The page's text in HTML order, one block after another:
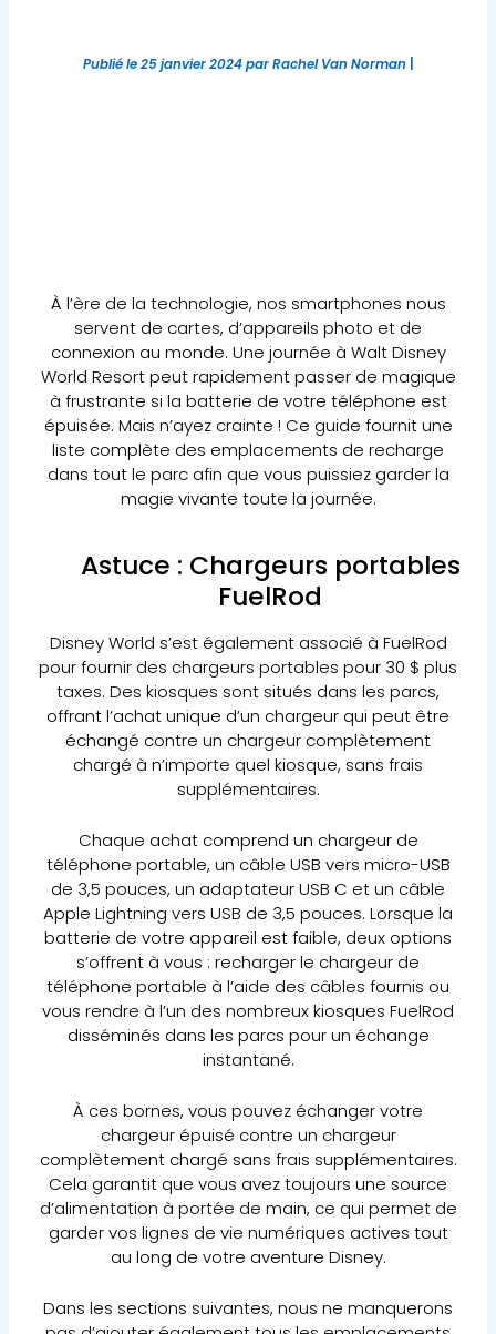
Publié le25 janvier 2024parRachel Van Norman|
À l’ère de la technologie, nos smartphones nous
servent de cartes, d’appareils photo et de
connexion au monde. Une journée à Walt Disney
World Resort peut rapidement passer de magique
à frustrante si la batterie de votre téléphone est
épuisée. Mais n’ayez crainte ! Ce guide fournit une
liste complète des emplacements de recharge
dans tout le parc afin que vous puissiez garder la
magie vivante toute la journée.
Astuce : Chargeurs portables
FuelRod
Disney World s’est également associé à FuelRod
pour fournir des chargeurs portables pour 30 $ plus
taxes. Des kiosques sont situés dans les parcs,
offrant l’achat unique d’un chargeur qui peut être
échangé contre un chargeur complètement
chargé à n’importe quel kiosque, sans frais
supplémentaires.
Chaque achat comprend un chargeur de
téléphone portable, un câble USB vers micro-USB
de 3,5 pouces, un adaptateur USB C et un câble
Apple Lightning vers USB de 3,5 pouces. Lorsque la
batterie de votre appareil est faible, deux options
s’offrent à vous : recharger le chargeur de
téléphone portable à l’aide des câbles fournis ou
vous rendre à l’un des nombreux kiosques FuelRod
disséminés dans les parcs pour un échange
instantané.
À ces bornes, vous pouvez échanger votre
chargeur épuisé contre un chargeur
complètement chargé sans frais supplémentaires.
Cela garantit que vous avez toujours une source
d’alimentation à portée de main, ce qui permet de
garder vos lignes de vie numériques actives tout
au long de votre aventure Disney.
Dans les sections suivantes, nous ne manquerons